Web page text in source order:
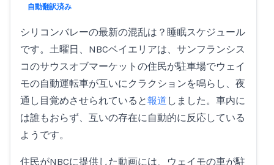
Loading...
自動翻訳済み
シリコンバレーの最新の混乱は？睡眠スケジュール
です。土曜日、NBCベイエリアは、サンフランシス
コのサウスオブマーケットの住民が駐車場でウェイ
モの自動運転車が互いにクラクションを鳴らし、夜
通し目覚めさせられていると報道 しました。車内に
は誰もおらず、互いの存在に自動的に反応している
ようです。
住民がNBCに提供した動画には、ウェイモの車が駐